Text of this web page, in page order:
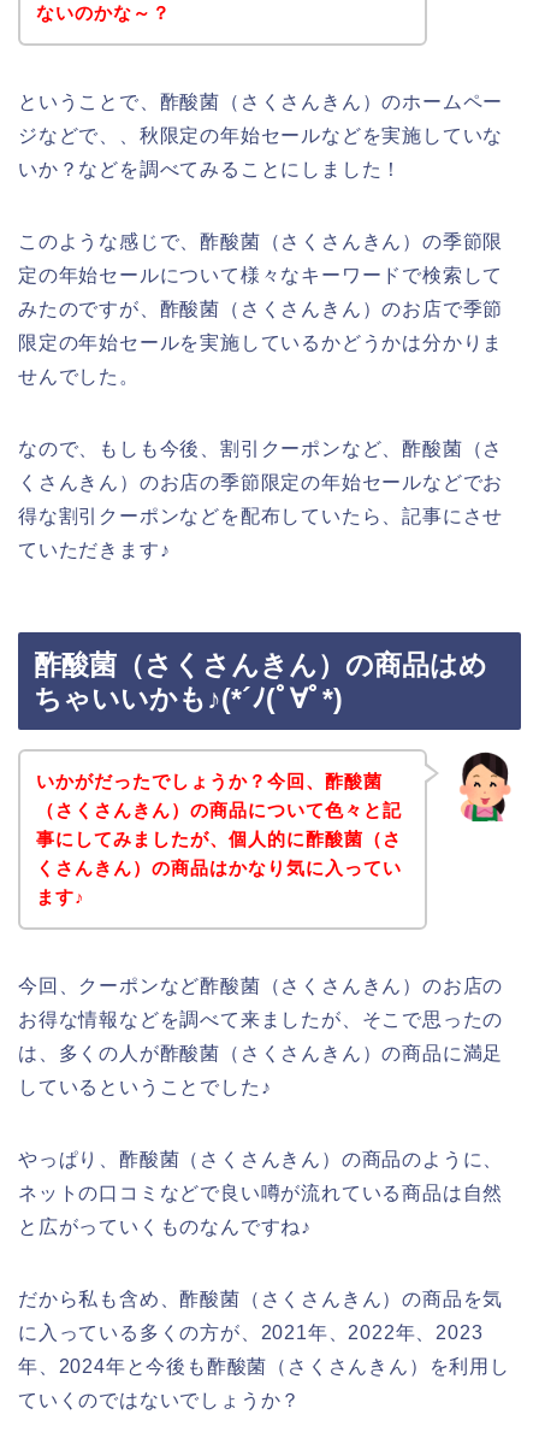
ないのかな～？
ということで、酢酸菌（さくさんきん）のホームペー
ジなどで、、秋限定の年始セールなどを実施していな
いか？などを調べてみることにしました！
このような感じで、酢酸菌（さくさんきん）の季節限
定の年始セールについて様々なキーワードで検索して
みたのですが、酢酸菌（さくさんきん）のお店で季節
限定の年始セールを実施しているかどうかは分かりま
せんでした。
なので、もしも今後、割引クーポンなど、酢酸菌（さ
くさんきん）のお店の季節限定の年始セールなどでお
得な割引クーポンなどを配布していたら、記事にさせ
ていただきます♪
酢酸菌（さくさんきん）の商品はめ
ちゃいいかも♪(*´ﾉ(ﾟ∀ﾟ*)
いかがだったでしょうか？今回、酢酸菌
（さくさんきん）の商品について色々と記
事にしてみましたが、個人的に酢酸菌（さ
くさんきん）の商品はかなり気に入ってい
ます♪
今回、クーポンなど酢酸菌（さくさんきん）のお店の
お得な情報などを調べて来ましたが、そこで思ったの
は、多くの人が酢酸菌（さくさんきん）の商品に満足
しているということでした♪
やっぱり、酢酸菌（さくさんきん）の商品のように、
ネットの口コミなどで良い噂が流れている商品は自然
と広がっていくものなんですね♪
だから私も含め、酢酸菌（さくさんきん）の商品を気
に入っている多くの方が、2021年、2022年、2023
年、2024年と今後も酢酸菌（さくさんきん）を利用し
ていくのではないでしょうか？